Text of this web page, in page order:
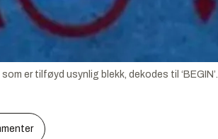
er tilføyd usynlig blekk, dekodes til ‘BEGIN’.